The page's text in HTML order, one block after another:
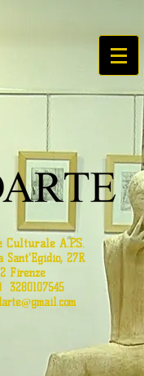
Culturale A.P.S.
Sant'Egidio, 27R
Firenze
3280107545